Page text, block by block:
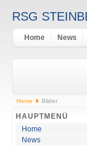
RSG
Home News
Home Bilder
HAUPTMENÜ
Home
News